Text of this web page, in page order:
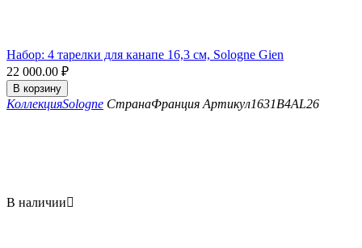
Набор: 4 тарелки для канапе 16,3 см, Sologne Gien
22 000.00 ₽
В корзину
КоллекцияSologne СтранаФранция Артикул1631B4AL26
В наличии